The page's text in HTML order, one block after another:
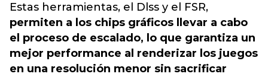
Estas herramientas, el Dlss y el FSR,
permiten a los chips gráficos llevar a cabo
el proceso de escalado, lo que garantiza un
mejor performance al renderizar los juegos
en una resolución menor sin sacrificar